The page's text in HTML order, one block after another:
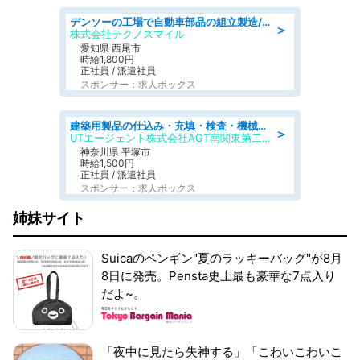
＞
デンソーの工場で自動車部品の組立製造/denso aichi
株式会社テクノスマイル
愛知県 西尾市
時給1,800円
正社員 / 派遣社員
スポンサー：求人ボックス
＞
建築用製品の仕込み・充填・検査・機械操作/寮完備/日払い/工場・製造
UTエージェント株式会社AGT南関東第二CU
神奈川県 平塚市
時給1,500円
正社員 / 派遣社員
スポンサー：求人ボックス
姉妹サイト
Suicaのペンギン"夏のラッキーバッグ"が8月
8日に発売。Pensta史上最も豪華な7点入り
だよ~。
「夜中に見たら失神する」「こわいこわいこ